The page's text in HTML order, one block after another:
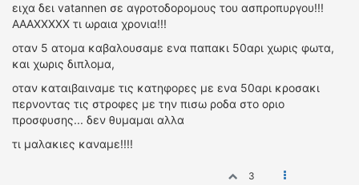
ειχα δει vatannen σε αγροτοδορομους του ασπροπυργου!!!
ΑΑΑΧΧΧΧΧ τι ωραια χρονια!!!
οταν 5 ατομα καβαλουσαμε ενα παπακι 50αρι χωρις φωτα,
και χωρις διπλομα,
οταν καταιβαιναμε τις κατηφορες με ενα 50αρι κροσακι
περνοντας τις στροφες με την πισω ροδα στο οριο
προσφυσης... δεν θυμαμαι αλλα
τι μαλακιες καναμε!!!!
3